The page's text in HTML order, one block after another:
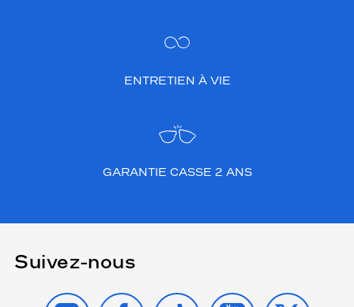
ENTRETIEN À VIE
GARANTIE CASSE 2 ANS
Suivez-nous
INSTAGRAMFACEBOOK
TIKTOK YOUTUBE
X